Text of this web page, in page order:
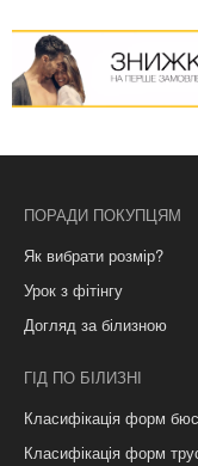
ПОРАДИ ПОКУПЦЯМ
Як вибрати розмір?
Урок з фітінгу
Догляд за білизною
ГІД ПО БІЛИЗНІ
Класифікація форм
Класифікація форм